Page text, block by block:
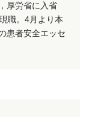
厚労省に入省
職。4月より本
患者安全エッセ